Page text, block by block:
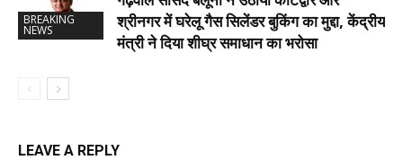
BREAKING
NEWS
श्रीनगर में घरेलू गैस सिलेंडर बुकिंग का मुद्दा, केंद्रीय
मंत्री ने दिया शीघ्र समाधान का भरोसा
LEAVE A REPLY